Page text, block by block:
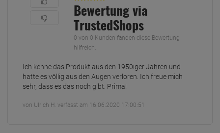
Bewertung via
TrustedShops
0 von 0 Kunden fanden diese Bewertung
hilfreich.
Ich kenne das Produkt aus den 1950iger Jahren und
hatte es völlig aus den Augen verloren. Ich freue mich
sehr, dass es das noch gibt. Prima!
von Ulrich H. verfasst am 16.06.2020 17:00:51